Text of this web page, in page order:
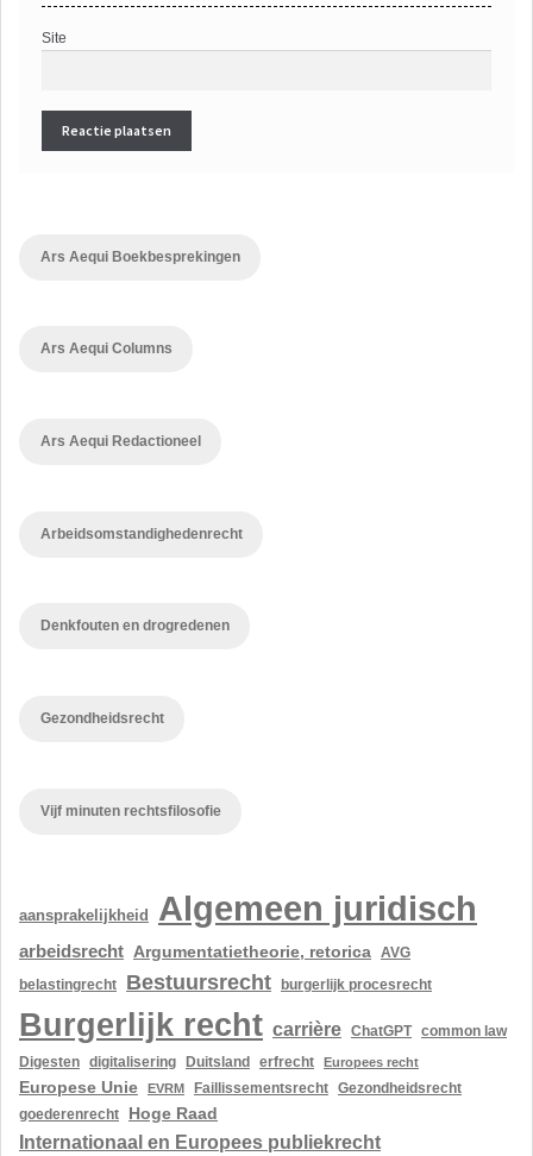
Site
Ars Aequi Boekbesprekingen
Ars Aequi Columns
Ars Aequi Redactioneel
Arbeidsomstandighedenrecht
Denkfouten en drogredenen
Gezondheidsrecht
Vijf minuten rechtsfilosofie
aansprakelijkheid Algemeen juridisch
arbeidsrecht Argumentatietheorie, retorica AVG
belastingrecht Bestuursrecht burgerlijk procesrecht
Burgerlijk recht carrière ChatGPT common law
Digesten
digitalisering Duitsland erfrecht Europees recht
Europese Unie EVRM Faillissementsrecht
Gezondheidsrecht
goederenrecht
Hoge Raad
Internationaal en Europees publiekrecht